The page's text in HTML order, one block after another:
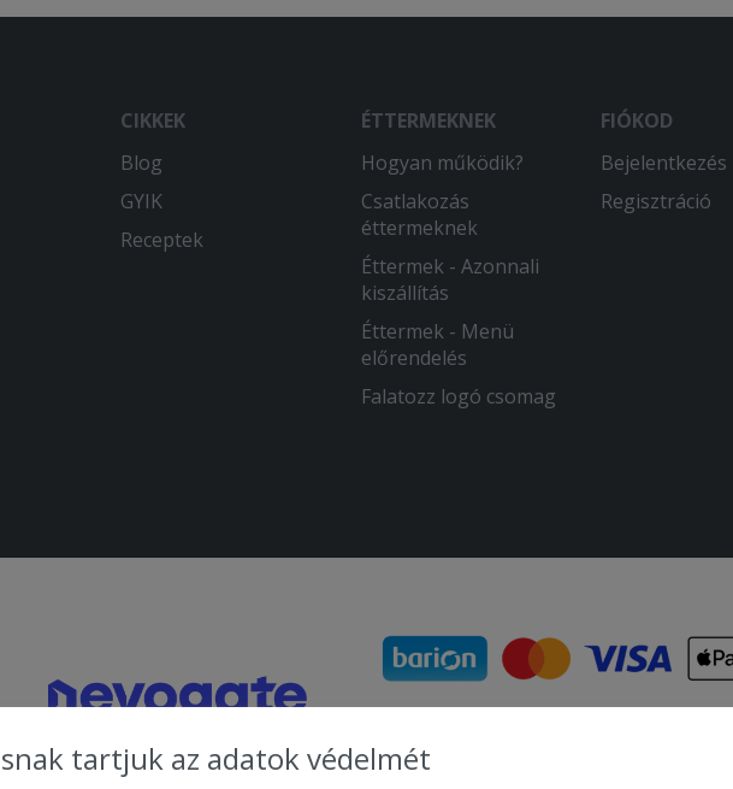
CIKKEK
Blog
GYIK
Receptek
ÉTTERMEKNEK
Hogyan működik?
Csatlakozás
éttermeknek
Éttermek - Azonnali
kiszállítás
Éttermek - Menü
előrendelés
Falatozz logó csomag
FIÓKOD
Bejelentkezés
Regisztráció
tartjuk az adatok védelmét